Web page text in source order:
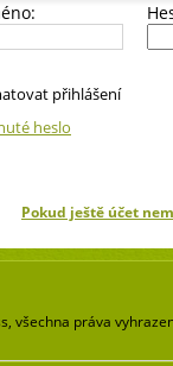
přihlášení
heslo
Pokud ještě účet
všechna práva